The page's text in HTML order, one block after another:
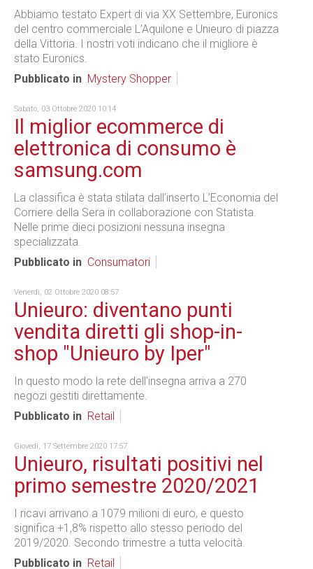
Abbiamo testato Expert di via XX Settembre, Euronics
del centro commerciale L’Aquilone e Unieuro di piazza
della Vittoria. I nostri voti indicano che il migliore è
stato Euronics.
Pubblicato in Mystery Shopper
Sabato, 03 Ottobre 2020 10:14
Il miglior ecommerce di
elettronica di consumo è
samsung.com
La classifica è stata stilata dall’inserto L’Economia del
Corriere della Sera in collaborazione con Statista.
Nelle prime dieci posizioni nessuna insegna
specializzata.
Pubblicato in Consumatori
Venerdì, 02 Ottobre 2020 08:57
Unieuro: diventano punti
vendita diretti gli shop-in-
shop "Unieuro by Iper"
In questo modo la rete dell'insegna arriva a 270
negozi gestiti direttamente.
Pubblicato in Retail
Giovedì, 17 Settembre 2020 17:57
Unieuro, risultati positivi nel
primo semestre 2020/2021
I ricavi arrivano a 1079 milioni di euro, e questo
significa +1,8% rispetto allo stesso periodo del
2019/2020. Secondo trimestre a tutta velocità.
Pubblicato in Retail